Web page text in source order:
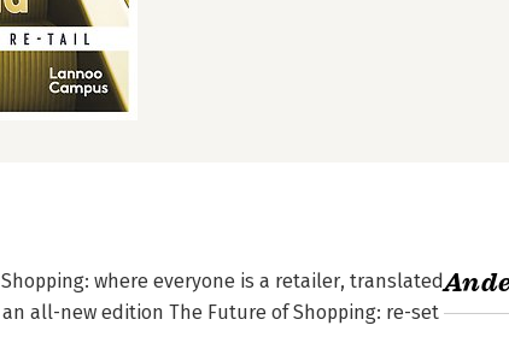
where everyone is a retailer, translated
all-new edition The Future of Shopping: re-set